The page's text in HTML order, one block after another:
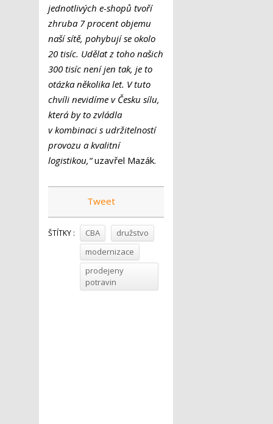
jednotlivých e-shopů tvoří
zhruba 7 procent objemu
naší sítě, pohybují se okolo
20 tisíc. Udělat z toho našich
300 tisíc není jen tak, je to
otázka několika let. V tuto
chvíli nevidíme v Česku sílu,
která by to zvládla
v kombinaci s udržitelností
provozu a kvalitní
logistikou,“uzavřel Mazák.
Tweet
ŠTÍTKY : CBA
družstvo
modernizace
prodejeny
potravin